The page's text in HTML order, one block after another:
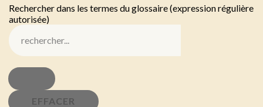
Rechercher dans les termes du glossaire (expression régulière
autorisée)